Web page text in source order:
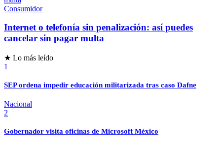
Consumidor
Internet o telefonía sin penalización: así puedes
cancelar sin pagar multa
★ Lo más leído
1
SEP ordena impedir educación militarizada tras caso Dafne
Nacional
2
Gobernador visita oficinas de Microsoft México